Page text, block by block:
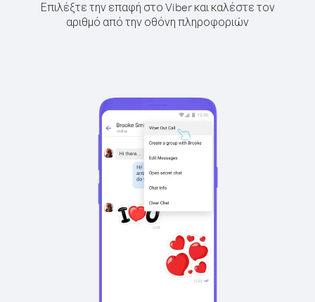
Επιλέξτε την επαφή στο Viber και καλέστε τον
αριθμό από την οθόνη πληροφοριών